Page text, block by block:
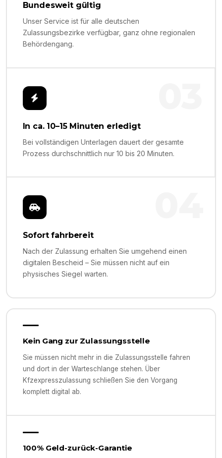
Bundesweit gültig
Unser Service ist für alle deutschen
Zulassungsbezirke verfügbar, ganz ohne regionalen
Behördengang.
In ca. 10–15 Minuten erledigt
Bei vollständigen Unterlagen dauert der gesamte
Prozess durchschnittlich nur 10 bis 20 Minuten.
Sofort fahrbereit
Nach der Zulassung erhalten Sie umgehend einen
digitalen Bescheid – Sie müssen nicht auf ein
physisches Siegel warten.
Kein Gang zur Zulassungsstelle
Sie müssen nicht mehr in die Zulassungsstelle fahren
und dort in der Warteschlange stehen. Über
Kfzexpresszulassung schließen Sie den Vorgang
komplett digital ab.
100% Geld-zurück-Garantie